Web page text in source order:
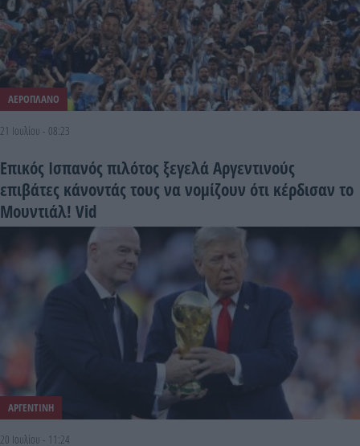
ΑΕΡΟΠΛΑΝΟ
21 Ιουλίου - 08:23
Επικός Ισπανός πιλότος ξεγελά Αργεντινούς
επιβάτες κάνοντάς τους να νομίζουν ότι κέρδισαν το
Μουντιάλ! Vid
ΑΡΓΕΝΤΙΝΗ
20 Ιουλίου - 11:24